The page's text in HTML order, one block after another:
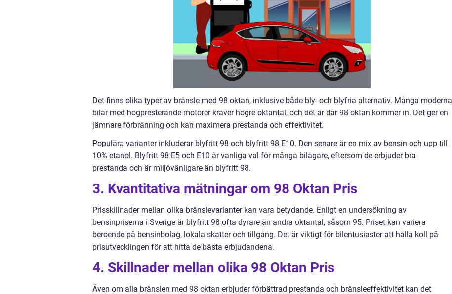
Det finns olika typer av bränsle med 98 oktan, inklusive både bly- och blyfria alternativ. Många moderna
bilar med högpresterande motorer kräver högre oktantal, och det är där 98 oktan kommer in. Det ger en
jämnare förbränning och kan maximera prestanda och effektivitet.
Populära varianter inkluderar blyfritt 98 och blyfritt 98 E10. Den senare är en mix av bensin och upp till
10% etanol. Blyfritt 98 E5 och E10 är vanliga val för många bilägare, eftersom de erbjuder bra
prestanda och är miljövänligare än blyfritt 98.
3. Kvantitativa mätningar om 98 Oktan Pris
Prisskillnader mellan olika bränslevarianter kan vara betydande. Enligt en undersökning av
bensinpriserna i Sverige är blyfritt 98 ofta dyrare än andra oktantal, såsom 95. Priset kan variera
beroende på bensinbolag, lokala skatter och tillgång. Det är viktigt för bilentusiaster att hålla koll på
prisutvecklingen för att hitta de bästa erbjudandena.
4. Skillnader mellan olika 98 Oktan Pris
Även om alla bränslen med 98 oktan erbjuder förbättrad prestanda och bränsleeffektivitet kan det